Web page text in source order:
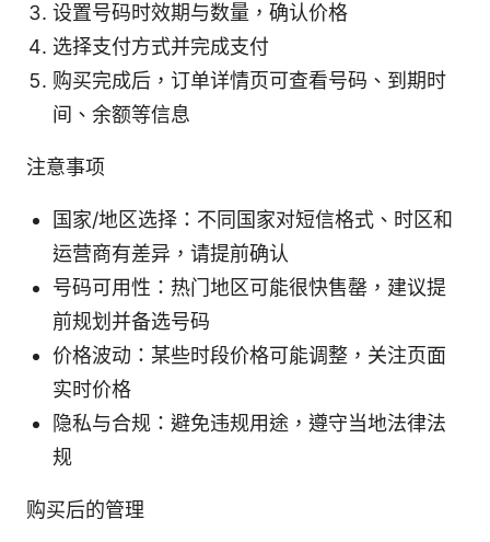
设置号码时效期与数量，确认价格
选择支付方式并完成支付
购买完成后，订单详情页可查看号码、到期时
间、余额等信息
注意事项
国家/地区选择：不同国家对短信格式、时区和
运营商有差异，请提前确认
号码可用性：热门地区可能很快售罄，建议提
前规划并备选号码
价格波动：某些时段价格可能调整，关注页面
实时价格
隐私与合规：避免违规用途，遵守当地法律法
规
购买后的管理